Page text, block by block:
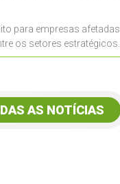
para empresas afetadas
os setores estratégicos
AS NOTÍCIAS